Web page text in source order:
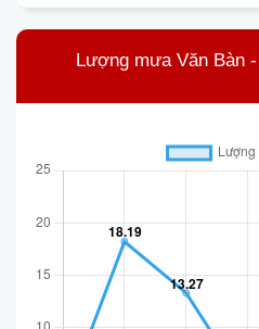
Lượng mưa Văn Bàn